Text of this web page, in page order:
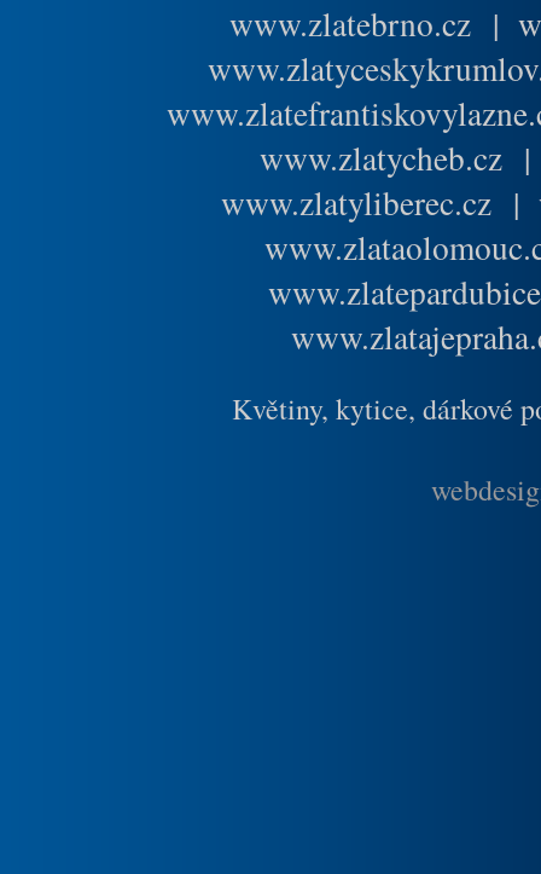
www.zlatebrno.cz |
www.zlatycheb.cz
www.zlatyliberec.cz |
Květiny, kytice, dárkové